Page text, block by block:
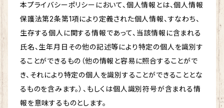
本プライバシーポリシーにおいて、個人情報とは、個人情報
保護法第2条第1項により定義された個人情報、すなわち、
生存する個人に関する情報であって、当該情報に含まれる
氏名、生年月日その他の記述等により特定の個人を識別す
ることができるもの（他の情報と容易に照合することがで
き、それにより特定の個人を識別することができることとな
るものを含みます。）、もしくは個人識別符号が含まれる情
報を意味するものとします。